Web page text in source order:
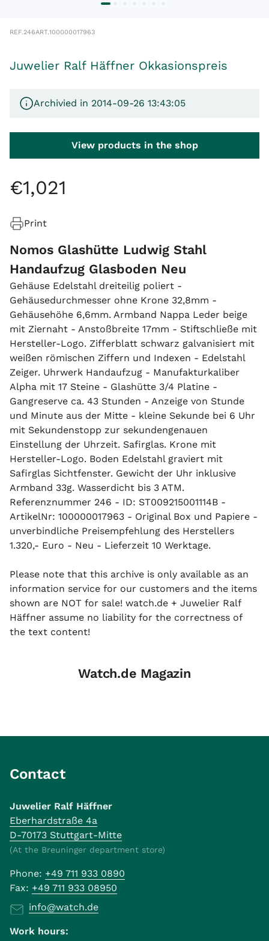
REF.246ART.100000017963
Juwelier Ralf Häffner Okkasionspreis
Archivied in 2014-09-26 13:43:05
View products in the shop
€1,021
Print
Nomos Glashütte Ludwig Stahl
Handaufzug Glasboden Neu
Gehäuse Edelstahl dreiteilig poliert -
Gehäusedurchmesser ohne Krone 32,8mm -
Gehäusehöhe 6,6mm. Armband Nappa Leder beige
mit Ziernaht - Anstoßbreite 17mm - Stiftschließe mit
Hersteller-Logo. Zifferblatt schwarz galvanisiert mit
weißen römischen Ziffern und Indexen - Edelstahl
Zeiger. Uhrwerk Handaufzug - Manufakturkaliber
Alpha mit 17 Steine - Glashütte 3/4 Platine -
Gangreserve ca. 43 Stunden - Anzeige von Stunde
und Minute aus der Mitte - kleine Sekunde bei 6 Uhr
mit Sekundenstopp zur sekundengenauen
Einstellung der Uhrzeit. Safirglas. Krone mit
Hersteller-Logo. Boden Edelstahl graviert mit
Safirglas Sichtfenster. Gewicht der Uhr inklusive
Armband 33g. Wasserdicht bis 3 ATM.
Referenznummer 246 - ID: ST009215001114B -
ArtikelNr: 100000017963 - Original Box und Papiere -
unverbindliche Preisempfehlung des Herstellers
1.320,- Euro - Neu - Lieferzeit 10 Werktage.
Please note that this archive is only available as an
information service for our customers and the items
shown are NOT for sale! watch.de + Juwelier Ralf
Häffner assume no liability for the correctness of
the text content!
Watch.de Magazin
Contact
Juwelier Ralf Häffner
Eberhardstraße 4a
D-70173 Stuttgart-Mitte
(At the Breuninger department store)
Phone: +49 711 933 0890
Fax: +49 711 933 08950
info@watch.de
Work hours: